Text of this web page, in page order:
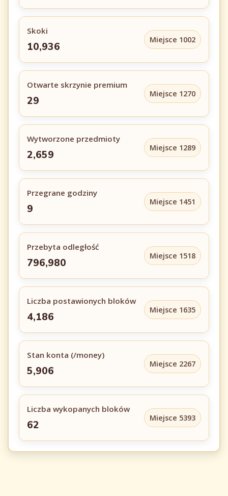
Skoki
10,936
Miejsce 1002
Otwarte skrzynie premium
29
Miejsce 1270
Wytworzone przedmioty
2,659
Miejsce 1289
Przegrane godziny
9
Miejsce 1451
Przebyta odległość
796,980
Miejsce 1518
Liczba postawionych bloków
4,186
Miejsce 1635
Stan konta (/money)
5,906
Miejsce 2267
Liczba wykopanych bloków
62
Miejsce 5393